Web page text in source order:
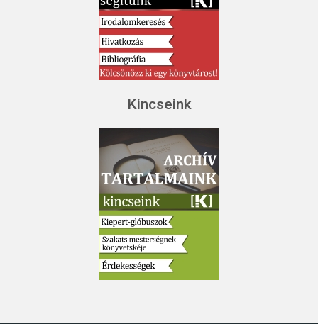
Kincseink